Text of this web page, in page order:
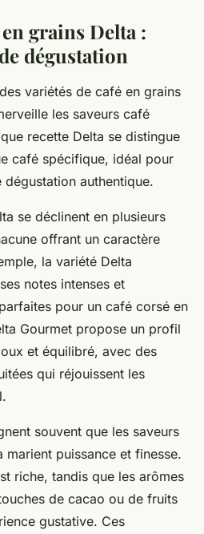
grains Delta :
dégustation
variétés de café en grains
les saveurs café
recette Delta se distingue
café spécifique, idéal pour
authentique.
se déclinent en plusieurs
offrant un caractère
la variété Delta
notes intenses et
pour un café corsé en
Gourmet propose un profil
et équilibré, avec des
qui réjouissent les
souvent que les saveurs
puissance et finesse.
riche, tandis que les arômes
de cacao ou de fruits
gustative. Ces